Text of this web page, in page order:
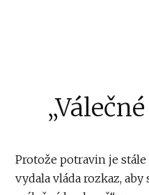
Protože potravin je
vydala vláda rozkaz,